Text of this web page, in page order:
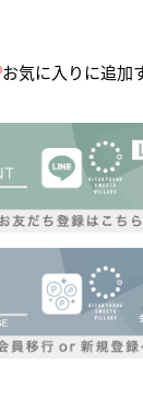
お気に入りに追加